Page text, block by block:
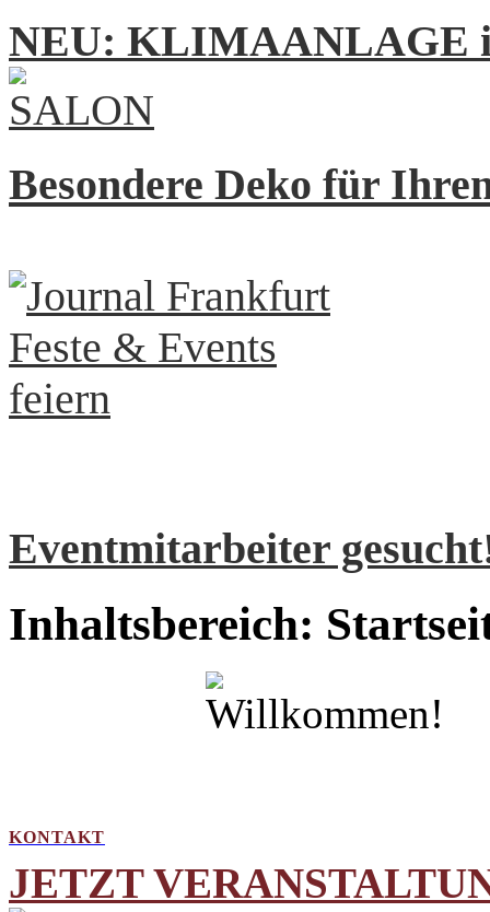
NEU: KLIMAANLAGE
Besondere Deko für
Eventmitarbeiter
Inhaltsbereich:
KONTAKT
JETZT